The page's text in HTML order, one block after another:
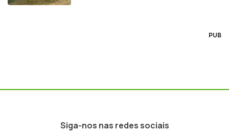
PUB
Siga-nos nas redes sociais